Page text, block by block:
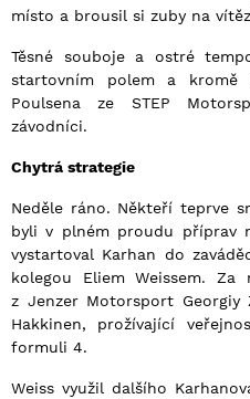
místo a brousil si zuby na
Těsné souboje a ostré
startovním polem a kromě
Poulsena ze STEP
závodníci.
Chytrá strategie
Neděle ráno. Někteří teprve
byli v plném proudu příprav
vystartoval Karhan do
kolegou Eliem Weissem.
z Jenzer Motorsport Georgiy
Hakkinen, prožívající
formuli 4.
Weiss využil dalšího